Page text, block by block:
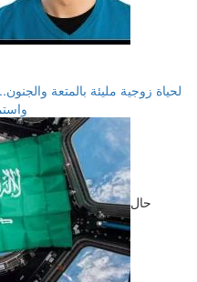
لحياة زوجية مليئة بالمتعة
حال